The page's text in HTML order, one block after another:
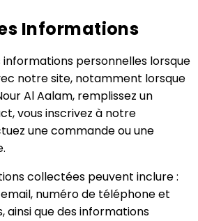
Informations
informations personnelles lorsque
notre site, notamment lorsque
Al Aalam, remplissez un
vous inscrivez à notre
une commande ou une
collectées peuvent inclure :
numéro de téléphone et
ainsi que des informations